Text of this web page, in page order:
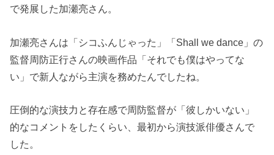
で発展した加瀬亮さん。
加瀬亮さんは「シコふんじゃった」「Shall we dance」の
監督周防正行さんの映画作品「それでも僕はやってな
い」で新人ながら主演を務めたんでしたね。
圧倒的な演技力と存在感で周防監督が「彼しかいない」
的なコメントをしたくらい、最初から演技派俳優さんで
した。